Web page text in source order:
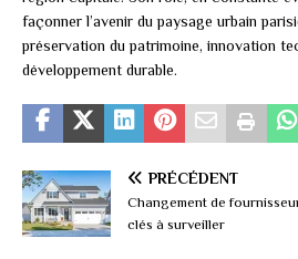
façonner l’avenir du paysage urbain
préservation du patrimoine, innovation
développement durable.
PRÉCÉDENT
Changement de
clés à surveiller